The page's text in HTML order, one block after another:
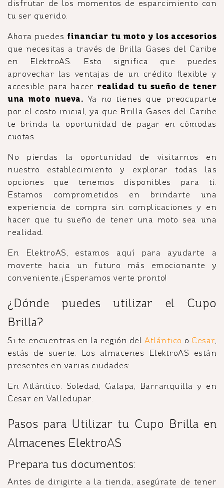
disfrutar de los momentos de esparcimiento con
tu ser querido.
Ahora puedes financiar tu moto y los accesorios
que necesitas a través de Brilla Gases del Caribe
en ElektroAS. Esto significa que puedes
aprovechar las ventajas de un crédito flexible y
accesible para hacer realidad tu sueño de tener
una moto nueva. Ya no tienes que preocuparte
por el costo inicial, ya que Brilla Gases del Caribe
te brinda la oportunidad de pagar en cómodas
cuotas.
No pierdas la oportunidad de visitarnos en
nuestro establecimiento y explorar todas las
opciones que tenemos disponibles para ti.
Estamos comprometidos en brindarte una
experiencia de compra sin complicaciones y en
hacer que tu sueño de tener una moto sea una
realidad.
En ElektroAS, estamos aquí para ayudarte a
moverte hacia un futuro más emocionante y
conveniente. ¡Esperamos verte pronto!
¿Dónde puedes utilizar el Cupo
Brilla?
Si te encuentras en la región delAtlántico o Cesar,
estás de suerte. Los almacenes ElektroAS están
presentes en varias ciudades:
En Atlántico: Soledad, Galapa, Barranquilla y en
Cesar en Valledupar.
Pasos para Utilizar tu Cupo Brilla en
Almacenes ElektroAS
Prepara tus documentos:
Antes de dirigirte a la tienda, asegúrate de tener